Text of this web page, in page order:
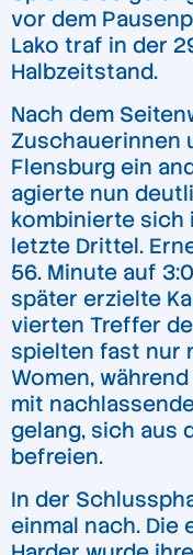
vor dem
Lako traf in der
Halbzeitstand.
Nach dem
Zuschauerinnen
Flensburg ein
agierte nun
kombinierte sich
letzte Drittel.
56. Minute auf
später erzielte
vierten Treffer
spielten fast nur
Women,
mit
gelang, sich aus
befreien.
In der
einmal nach. Die